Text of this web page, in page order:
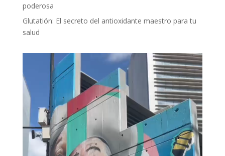
poderosa
Glutatión: El secreto del antioxidante maestro para tu
salud